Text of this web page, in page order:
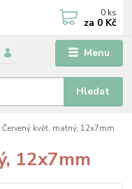
Menu
Hledat
0 ks
za 0 Kč
Červený květ, matný, 12x7mm
12x7mm